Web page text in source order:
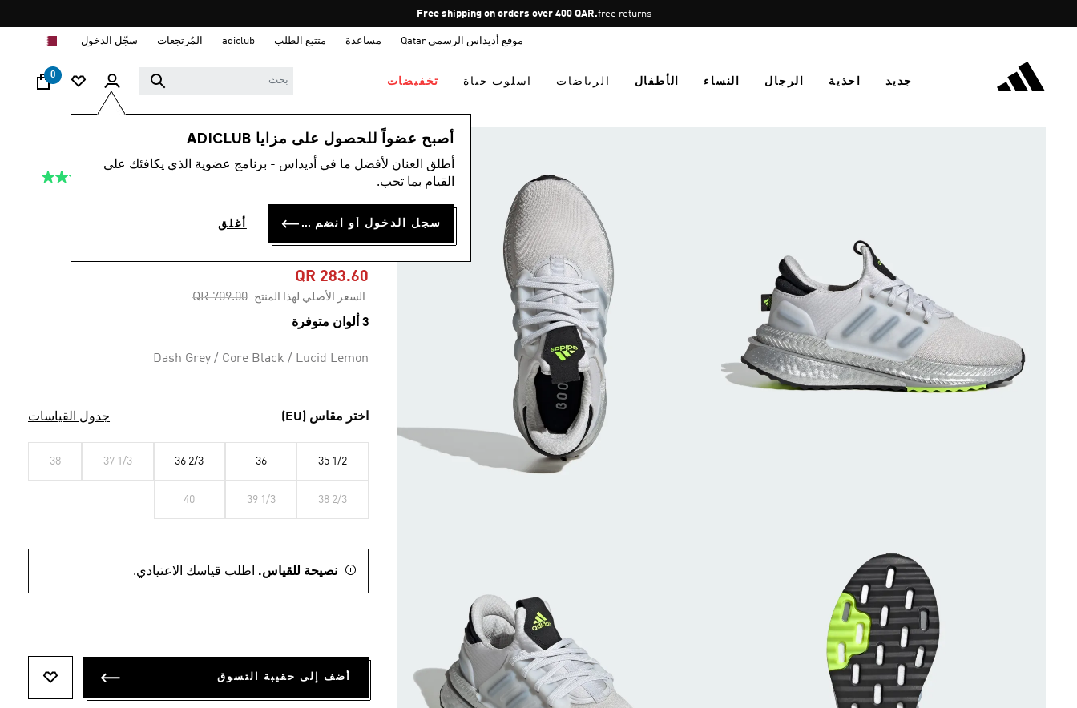
Pause
promotion
Free shipping on orders over 400 QAR.free returns
موقع أديداس الرسمي Qatar مساعدة متتبع الطلب adiclub المُرتجعات سجّل الدخول
جديد احذية الرجال النساء الأطفال الرياضات اسلوب حياة تخفيضات
0
أصبح عضواً للحصول على مزايا ADICLUB
أطلق العنان لأفضل ما في أديداس - برنامج عضوية الذي يكافئك على
القيام بما تحب.
سجل الدخول أو انضم الآن أغلق
الأطفال أحذية
متوسط
حذاء X_PLR BOOST
JUNIORS
QR 283.60
:السعر الأصلي لهذا المنتج Price reduced from
QR 709.00
to
3 ألوان متوفرة
Dash Grey / Core Black / Lucid Lemon
اختر مقاس (EU) جدول القياسات
35 1/2
36
36 2/3
37 1/3
38
38 2/3
39 1/3
40
نصيحة للقياس. اطلب قياسك الاعتيادي.
أضف إلى حقيبة التسوق